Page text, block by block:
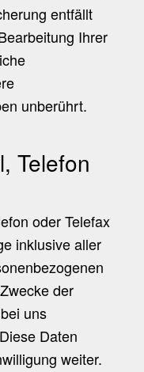
entfällt
Ihrer
unberührt.
Telefon
oder Telefax
inklusive aller
der
uns
Daten
weiter.